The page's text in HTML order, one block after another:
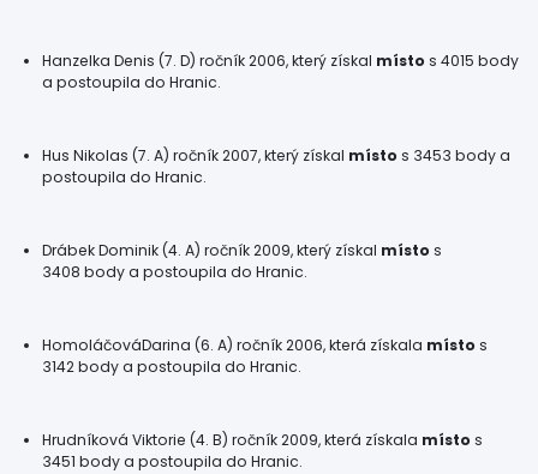
Hanzelka Denis (7. D) ročník 2006, který získal místo s 4015 body
a postoupila do Hranic.
Hus Nikolas (7. A) ročník 2007, který získal místo s 3453 body a
postoupila do Hranic.
Drábek Dominik (4. A) ročník 2009, který získal místo s
3408 body a postoupila do Hranic.
HomoláčováDarina (6. A) ročník 2006, která získala místo s
3142 body a postoupila do Hranic.
Hrudníková Viktorie (4. B) ročník 2009, která získala místo s
3451 body a postoupila do Hranic.